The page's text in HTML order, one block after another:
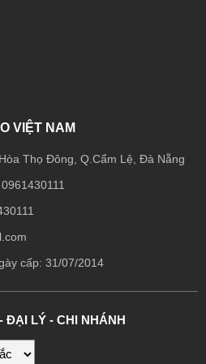
VIỆT NAM
Thọ Đông, Q.Cẩm Lệ, Đà Nẵng
cấp: 31/07/2014
ĐẠI LÝ - CHI NHÁNH